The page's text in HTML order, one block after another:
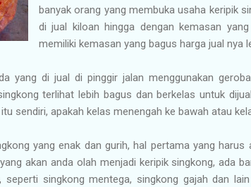
banyak orang yang membuka usaha keripik
di jual kiloan hingga dengan kemasan
memiliki kemasan yang bagus harga jual nya
yang di jual di pinggir jalan menggunakan
terlihat lebih bagus dan berkelas untuk
sendiri, apakah kelas menengah ke bawah atau
yang enak dan gurih, hal pertama yang harus
akan anda olah menjadi keripik singkong, ada
seperti singkong mentega, singkong gajah dan